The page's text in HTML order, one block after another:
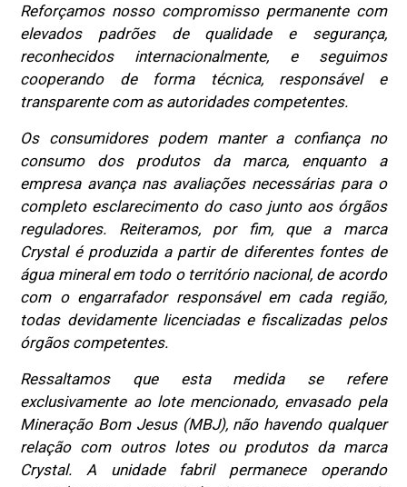
Reforçamos nosso compromisso permanente com
elevados padrões de qualidade e segurança,
reconhecidos internacionalmente, e seguimos
cooperando de forma técnica, responsável e
transparente com as autoridades competentes.
Os consumidores podem manter a confiança no
consumo dos produtos da marca, enquanto a
empresa avança nas avaliações necessárias para o
completo esclarecimento do caso junto aos órgãos
reguladores. Reiteramos, por fim, que a marca
Crystal é produzida a partir de diferentes fontes de
água mineral em todo o território nacional, de acordo
com o engarrafador responsável em cada região,
todas devidamente licenciadas e fiscalizadas pelos
órgãos competentes.
Ressaltamos que esta medida se refere
exclusivamente ao lote mencionado, envasado pela
Mineração Bom Jesus (MBJ), não havendo qualquer
relação com outros lotes ou produtos da marca
Crystal. A unidade fabril permanece operando